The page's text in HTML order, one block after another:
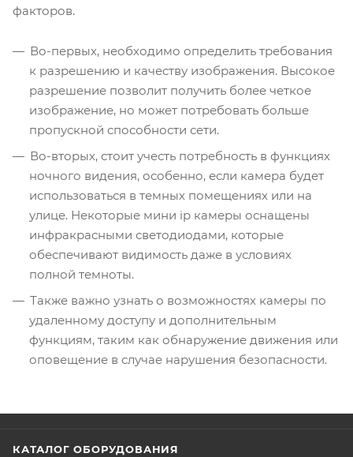
факторов.
Во-первых, необходимо определить требования
к разрешению и качеству изображения. Высокое
разрешение позволит получить более четкое
изображение, но может потребовать больше
пропускной способности сети.
Во-вторых, стоит учесть потребность в функциях
ночного видения, особенно, если камера будет
использоваться в темных помещениях или на
улице. Некоторые мини ip камеры оснащены
инфракрасными светодиодами, которые
обеспечивают видимость даже в условиях
полной темноты.
Также важно узнать о возможностях камеры по
удаленному доступу и дополнительным
функциям, таким как обнаружение движения или
оповещение в случае нарушения безопасности.
КАТАЛОГ ОБОРУДОВАНИЯ